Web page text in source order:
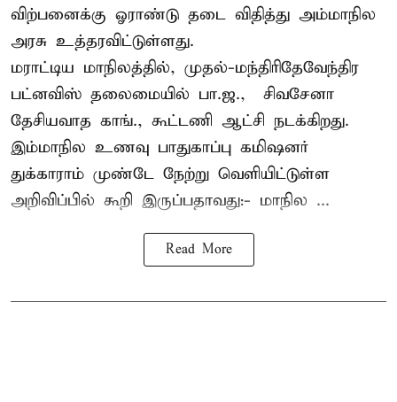
விற்பனைக்கு ஓராண்டு தடை விதித்து அம்மாநில
அரசு உத்தரவிட்டுள்ளது.
மராட்டிய மாநிலத்தில், முதல்-மந்திரிதேவேந்திர
பட்னவிஸ் தலைமையில் பா.ஜ., – சிவசேனா –
தேசியவாத காங்., கூட்டணி ஆட்சி நடக்கிறது.
இம்மாநில உணவு பாதுகாப்பு கமிஷனர்
துக்காராம் முண்டே நேற்று வெளியிட்டுள்ள
அறிவிப்பில் கூறி இருப்பதாவது:- மாநில ...
Read More